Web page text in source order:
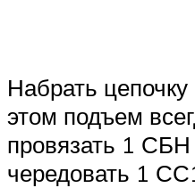
Набрать
этом подъем
провязать 1
чередовать 1